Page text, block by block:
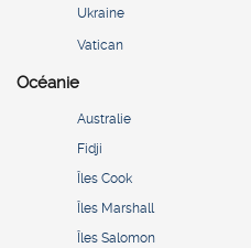
Ukraine
Vatican
Océanie
Australie
Fidji
Îles Cook
Îles Marshall
Îles Salomon